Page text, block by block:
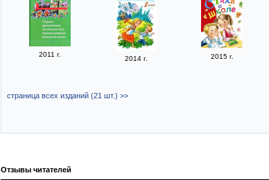
2011 г.
2014 г. 2015 г.
страница всех изданий (21 шт.) >>
Отзывы читателей